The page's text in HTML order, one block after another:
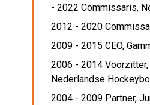
- 2022 Commissaris,
2012 - 2020
2009 - 2015 CEO,
2006 - 2014 Voorzitter,
Nederlandse
2004 - 2009 Partner,